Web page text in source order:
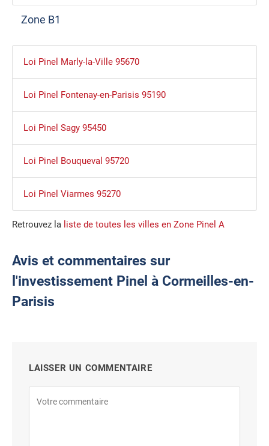
Zone B1
Loi Pinel Marly-la-Ville 95670
Loi Pinel Fontenay-en-Parisis 95190
Loi Pinel Sagy 95450
Loi Pinel Bouqueval 95720
Loi Pinel Viarmes 95270
Retrouvez la liste de toutes les villes en Zone Pinel A
Avis et commentaires sur
l'investissement Pinel à Cormeilles-en-
Parisis
LAISSER UN COMMENTAIRE